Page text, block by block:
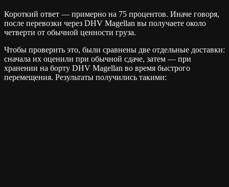
Короткий ответ — примерно на 75 процентов. Иначе говоря,
после перевозки через DHV Magellan вы получаете около
четверти от обычной ценности груза.
Чтобы проверить это, были сравнены две отдельные доставки:
сначала их оценили при обычной сдаче, затем — при
хранении на борту DHV Magellan во время быстрого
перемещения. Результаты получились такими: